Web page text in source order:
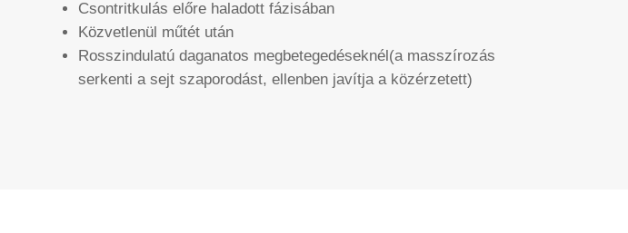
Csontritkulás előre haladott fázisában
Közvetlenül műtét után
Rosszindulatú daganatos megbetegedéseknél(a masszírozás
serkenti a sejt szaporodást, ellenben javítja a közérzetett)